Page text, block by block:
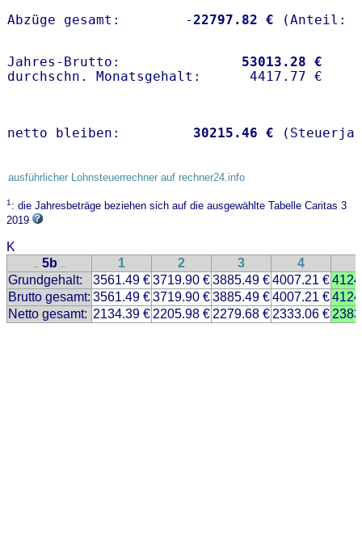
Abzüge gesamt:        -22797.82 €
Jahres-Brutto: 53013.28 €
netto bleiben: 30215.46 €
ausführlicher Lohnsteuerrechner auf rechner24.info
1: die Jahresbeträge beziehen sich auf die ausgewählte Tabelle Caritas 3
2019
K
.. 5b .. 1 2 3 4
Grundgehalt:
3561.49 €3719.90 €3885.49 €4007.21 €
Brutto gesamt: 3561.49 €3719.90 €3885.49 €4007.21 €
Netto gesamt: 2134.39 € 2205.98 € 2279.68 € 2333.06 €